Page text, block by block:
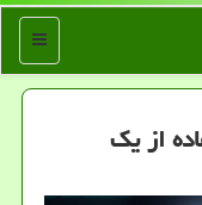
منو
از یك